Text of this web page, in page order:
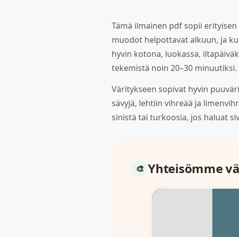
Tämä ilmainen pdf sopii
muodot helpottavat alkuun, ja
hyvin kotona, luokassa,
tekemistä noin 20–30 minuutiksi.
Väritykseen sopivat hyvin
sävyjä, lehtiin vihreää ja
sinistä tai turkoosia, jos haluat
Yhteisömme